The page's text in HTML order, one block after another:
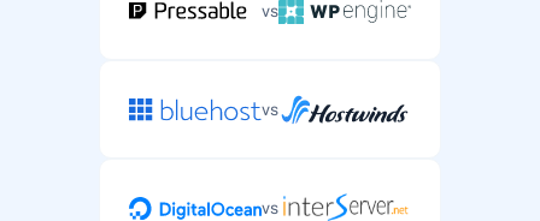
vs
vs
vs